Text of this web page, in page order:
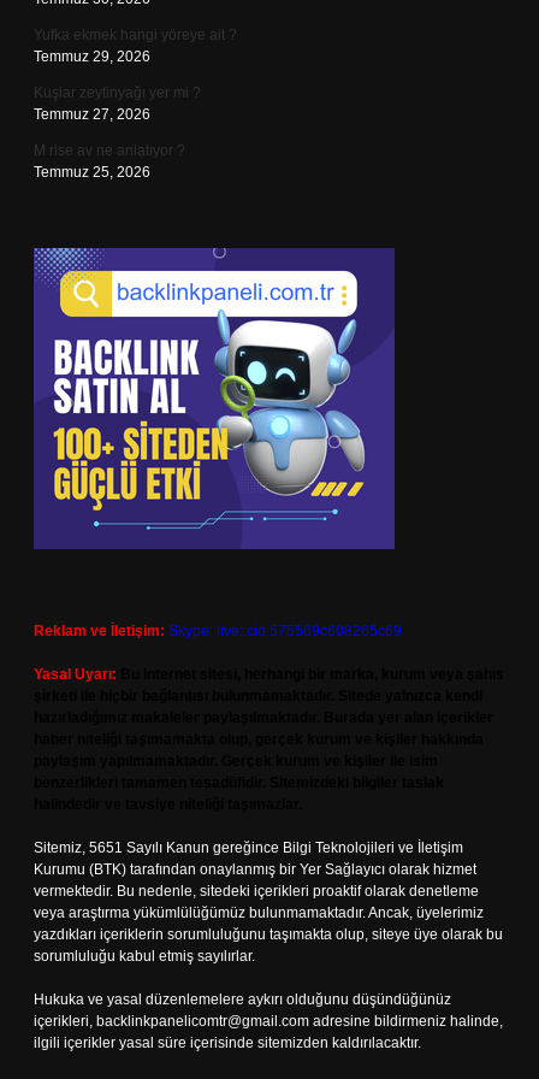
Yufka ekmek hangi yöreye ait ?
Temmuz 29, 2026
Kuşlar zeytinyağı yer mi ?
Temmuz 27, 2026
M rise av ne anlatıyor ?
Temmuz 25, 2026
Reklam ve İletişim: Skype: live:.cid.575569c608265c69
Yasal Uyarı:
Sitemiz, 5651 Sayılı Kanun gereğince Bilgi Teknolojileri ve İletişim
Kurumu (BTK) tarafından onaylanmış bir Yer Sağlayıcı olarak hizmet
vermektedir. Bu nedenle, sitedeki içerikleri proaktif olarak denetleme
veya araştırma yükümlülüğümüz bulunmamaktadır. Ancak, üyelerimiz
yazdıkları içeriklerin sorumluluğunu taşımakta olup, siteye üye olarak bu
sorumluluğu kabul etmiş sayılırlar.
Hukuka ve yasal düzenlemelere aykırı olduğunu düşündüğünüz
içerikleri, backlinkpanelicomtr@gmail.com adresine bildirmeniz halinde,
ilgili içerikler yasal süre içerisinde sitemizden kaldırılacaktır.